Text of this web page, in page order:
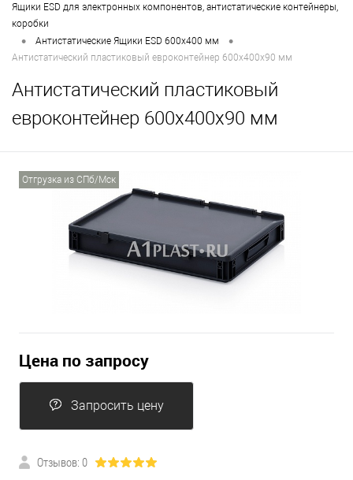
Ящики ESD для электронных компонентов, антистатические контейнеры,
коробки
• Антистатические Ящики ESD 600х400 мм •
Антистатический пластиковый евроконтейнер 600х400х90 мм
Антистатический пластиковый
евроконтейнер 600х400х90 мм
Отгрузка из СПб/Мск
Цена по запросу
Запросить цену
Отзывов: 0